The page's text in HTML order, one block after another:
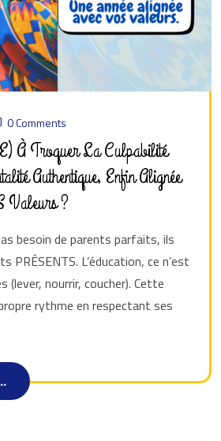
0 Comments
À Troquer La Culpabilité
Authentique, Enfin Alignée
Valeurs ?
besoin de parents parfaits, ils
PRÉSENTS. L’éducation, ce n’est
(lever, nourrir, coucher). Cette
rythme en respectant ses